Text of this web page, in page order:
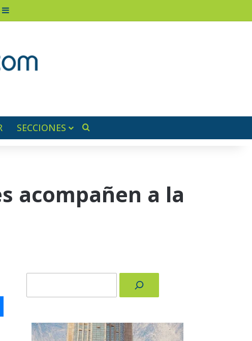
Barra lateral
SECCIONES
acompañen a la
Messenger